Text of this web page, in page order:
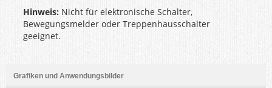
Hinweis: Nicht für elektronische Schalter,
Bewegungsmelder oder Treppenhausschalter
geeignet.
Grafiken und Anwendungsbilder